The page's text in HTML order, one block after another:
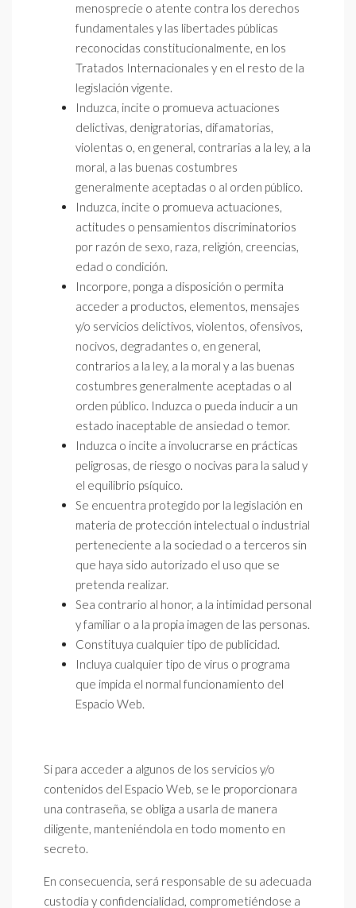
menosprecie o atente contra los derechos
fundamentales y las libertades públicas
reconocidas constitucionalmente, en los
Tratados Internacionales y en el resto de la
legislación vigente.
Induzca, incite o promueva actuaciones
delictivas, denigratorias, difamatorias,
violentas o, en general, contrarias a la ley, a la
moral, a las buenas costumbres
generalmente aceptadas o al orden público.
Induzca, incite o promueva actuaciones,
actitudes o pensamientos discriminatorios
por razón de sexo, raza, religión, creencias,
edad o condición.
Incorpore, ponga a disposición o permita
acceder a productos, elementos, mensajes
y/o servicios delictivos, violentos, ofensivos,
nocivos, degradantes o, en general,
contrarios a la ley, a la moral y a las buenas
costumbres generalmente aceptadas o al
orden público. Induzca o pueda inducir a un
estado inaceptable de ansiedad o temor.
Induzca o incite a involucrarse en prácticas
peligrosas, de riesgo o nocivas para la salud y
el equilibrio psíquico.
Se encuentra protegido por la legislación en
materia de protección intelectual o industrial
perteneciente a la sociedad o a terceros sin
que haya sido autorizado el uso que se
pretenda realizar.
Sea contrario al honor, a la intimidad personal
y familiar o a la propia imagen de las personas.
Constituya cualquier tipo de publicidad.
Incluya cualquier tipo de virus o programa
que impida el normal funcionamiento del
Espacio Web.
Si para acceder a algunos de los servicios y/o
contenidos del Espacio Web, se le proporcionara
una contraseña, se obliga a usarla de manera
diligente, manteniéndola en todo momento en
secreto.
En consecuencia, será responsable de su adecuada
custodia y confidencialidad, comprometiéndose a